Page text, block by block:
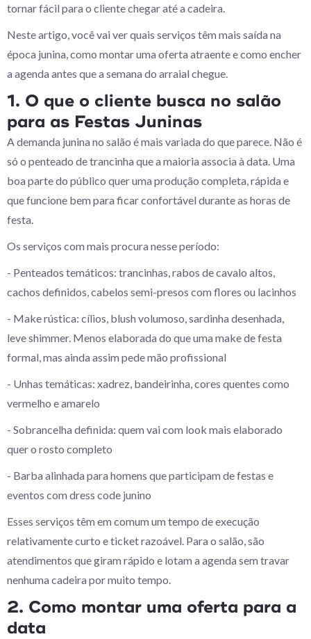
tornar fácil para o cliente chegar até a cadeira.
Neste artigo, você vai ver quais serviços têm mais saída na
época junina, como montar uma oferta atraente e como encher
a agenda antes que a semana do arraial chegue.
1. O que o cliente busca no salão
para as Festas Juninas
A demanda junina no salão é mais variada do que parece. Não é
só o penteado de trancinha que a maioria associa à data. Uma
boa parte do público quer uma produção completa, rápida e
que funcione bem para ficar confortável durante as horas de
festa.
Os serviços com mais procura nesse período:
- Penteados temáticos: trancinhas, rabos de cavalo altos,
cachos definidos, cabelos semi-presos com flores ou lacinhos
- Make rústica: cílios, blush volumoso, sardinha desenhada,
leve shimmer. Menos elaborada do que uma make de festa
formal, mas ainda assim pede mão profissional
- Unhas temáticas: xadrez, bandeirinha, cores quentes como
vermelho e amarelo
- Sobrancelha definida: quem vai com look mais elaborado
quer o rosto completo
- Barba alinhada para homens que participam de festas e
eventos com dress code junino
Esses serviços têm em comum um tempo de execução
relativamente curto e ticket razoável. Para o salão, são
atendimentos que giram rápido e lotam a agenda sem travar
nenhuma cadeira por muito tempo.
2. Como montar uma oferta para a
data